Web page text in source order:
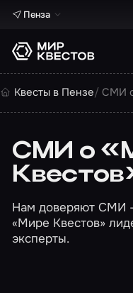
Пенза
Квесты в Пензе СМИ
СМИ о
Нам доверяют СМИ
«Мире Квестов»
эксперты.